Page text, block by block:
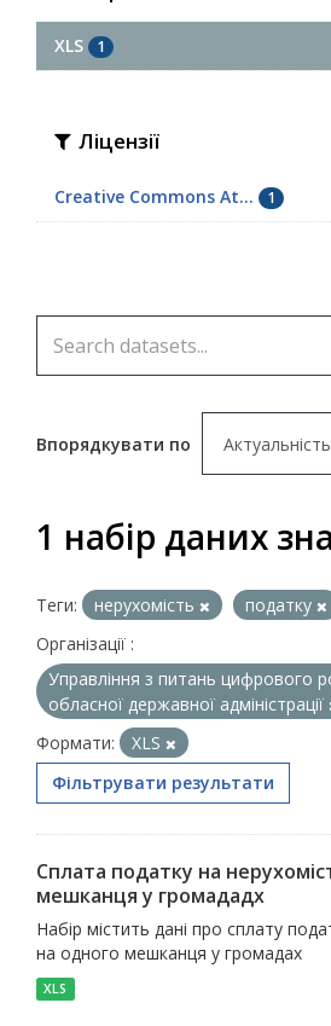
XLS 1
Ліцензії
Creative Commons At... 1
Впорядкувати по
1 набір даних
Теги: нерухомість податку
Організації :
Управління з питань цифрового
обласної державної адміністрації
Формати:
XLS
Фільтрувати результати
Сплата податку на
мешканця у громададх
Набір містить дані про сплату
на одного мешканця у громадах
XLS